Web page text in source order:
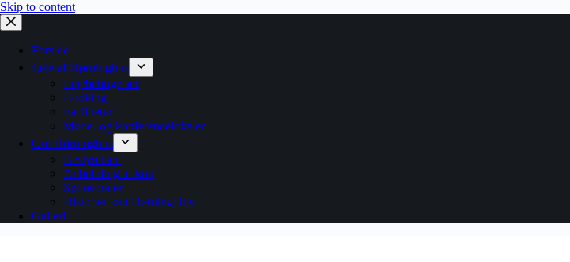
Skip to content
Forside
Leje af Hørninghus
Lejebetingelser
Booking
Faciliteter
Møde- og konferencelokaler
Om Hørninghus
Bestyrelsen
Anbefaling af kok
Sponsorater
Historien om HørningHus
Galleri